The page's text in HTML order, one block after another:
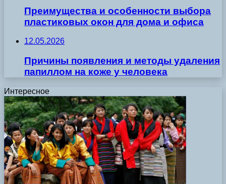
Преимущества и особенности выбора
пластиковых окон для дома и офиса
12.05.2026
Причины появления и методы удаления
папиллом на коже у человека
Интересное